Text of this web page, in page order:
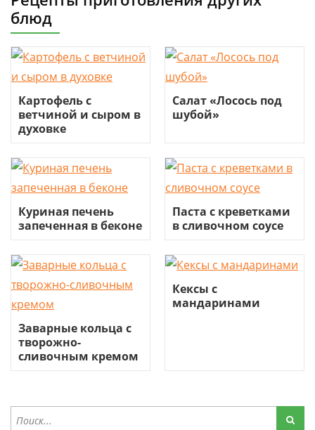
блюд
Картофель с
ветчиной и сыром в
духовке
Салат «Лосось под
шубой»
Куриная печень
запеченная в беконе
Паста с креветками
в сливочном соусе
Заварные кольца с
творожно-
сливочным кремом
Кексы с
мандаринами